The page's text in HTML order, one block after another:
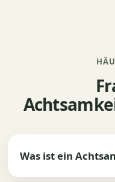
Was ist ein